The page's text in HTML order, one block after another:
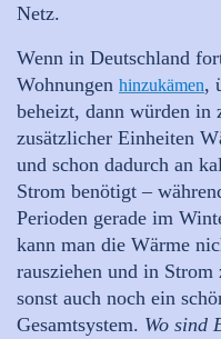
Netz.
Wenn in Deutschland
Wohnungen hinzukämen,
beheizt, dann würden in
zusätzlicher Einheiten
und schon dadurch an
Strom benötigt –
Perioden gerade im
kann man die Wärme
rausziehen und in
sonst auch noch ein
Gesamtsystem. Wo sind